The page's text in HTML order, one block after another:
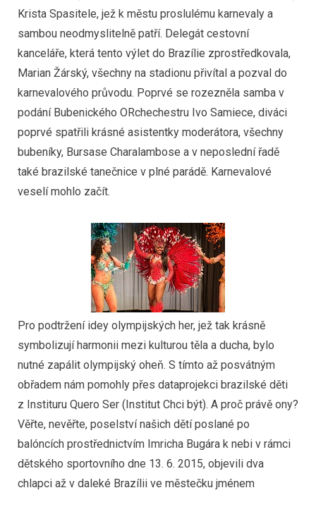
Krista Spasitele, jež k městu proslulému karnevaly a
sambou neodmyslitelně patří. Delegát cestovní
kanceláře, která tento výlet do Brazílie zprostředkovala,
Marian Žárský, všechny na stadionu přivítal a pozval do
karnevalového průvodu. Poprvé se rozezněla samba v
podání Bubenického ORchechestru Ivo Samiece, diváci
poprvé spatřili krásné asistentky moderátora, všechny
bubeníky, Bursase Charalambose a v neposlední řadě
také brazilské tanečnice v plné parádě. Karnevalové
veselí mohlo začít.
Pro podtržení idey olympijských her, jež tak krásně
symbolizují harmonii mezi kulturou těla a ducha, bylo
nutné zapálit olympijský oheň. S tímto až posvátným
obřadem nám pomohly přes dataprojekci brazilské děti
z Instituru Quero Ser (Institut Chci být). A proč právě ony?
Věřte, nevěřte, poselství našich dětí poslané po
balóncích prostřednictvím Imricha Bugára k nebi v rámci
dětského sportovního dne 13. 6. 2015, objevili dva
chlapci až v daleké Brazílii ve městečku jménem